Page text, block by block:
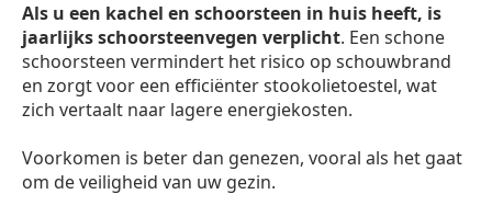
Als u een kachel en schoorsteen in huis heeft, is
jaarlijks schoorsteenvegen verplicht. Een schone
schoorsteen vermindert het risico op schouwbrand
en zorgt voor een efficiënter stookolietoestel, wat
zich vertaalt naar lagere energiekosten.
Voorkomen is beter dan genezen, vooral als het gaat
om de veiligheid van uw gezin.